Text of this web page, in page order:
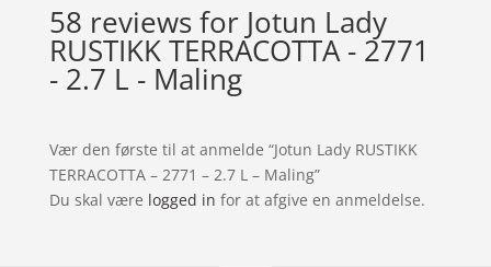
58 reviews for Jotun Lady
RUSTIKK TERRACOTTA - 2771
- 2.7 L - Maling
Vær den første til at anmelde “Jotun Lady RUSTIKK
TERRACOTTA – 2771 – 2.7 L – Maling”
Du skal være logged in for at afgive en anmeldelse.